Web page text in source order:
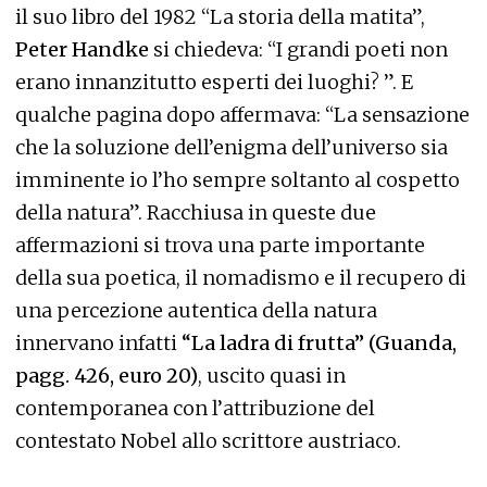
il suo libro del 1982 “La storia della matita”,
Peter Handke si chiedeva: “I grandi poeti non
erano innanzitutto esperti dei luoghi? ”. E
qualche pagina dopo affermava: “La sensazione
che la soluzione dell’enigma dell’universo sia
imminente io l’ho sempre soltanto al cospetto
della natura”. Racchiusa in queste due
affermazioni si trova una parte importante
della sua poetica, il nomadismo e il recupero di
una percezione autentica della natura
innervano infatti “La ladra di frutta” (Guanda,
pagg. 426, euro 20), uscito quasi in
contemporanea con l’attribuzione del
contestato Nobel allo scrittore austriaco.